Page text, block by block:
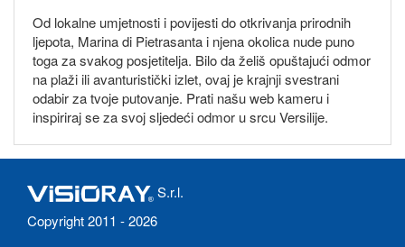
Od lokalne umjetnosti i povijesti do otkrivanja prirodnih
ljepota, Marina di Pietrasanta i njena okolica nude puno
toga za svakog posjetitelja. Bilo da želiš opuštajući odmor
na plaži ili avanturistički izlet, ovaj je krajnji svestrani
odabir za tvoje putovanje. Prati našu web kameru i
inspiriraj se za svoj sljedeći odmor u srcu Versilije.
S.r.l.
Copyright 2011 - 2026